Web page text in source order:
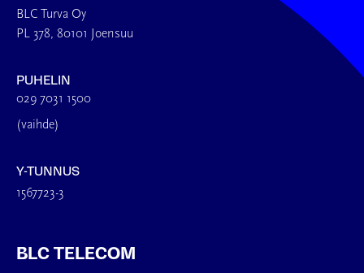
BLC Turva Oy
PL 378, 80101 Joensuu
PUHELIN
029 7031 1500
(vaihde)
Y-TUNNUS
1567723-3
BLC TELECOM